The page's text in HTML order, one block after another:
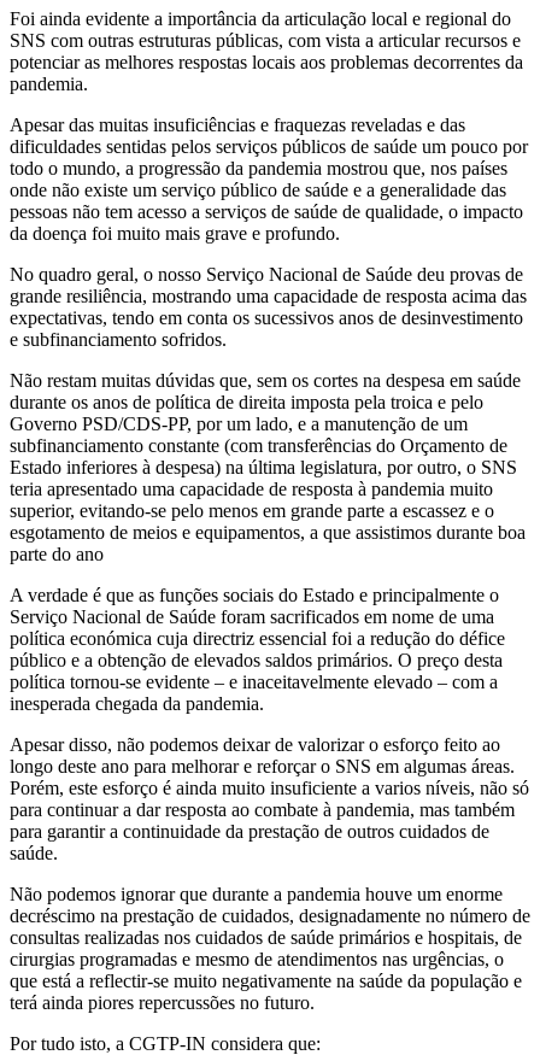
Foi ainda evidente a importância da articulação local e regional do
SNS com outras estruturas públicas, com vista a articular recursos e
potenciar as melhores respostas locais aos problemas decorrentes da
pandemia.
Apesar das muitas insuficiências e fraquezas reveladas e das
dificuldades sentidas pelos serviços públicos de saúde um pouco por
todo o mundo, a progressão da pandemia mostrou que, nos países
onde não existe um serviço público de saúde e a generalidade das
pessoas não tem acesso a serviços de saúde de qualidade, o impacto
da doença foi muito mais grave e profundo.
No quadro geral, o nosso Serviço Nacional de Saúde deu provas de
grande resiliência, mostrando uma capacidade de resposta acima das
expectativas, tendo em conta os sucessivos anos de desinvestimento
e subfinanciamento sofridos.
Não restam muitas dúvidas que, sem os cortes na despesa em saúde
durante os anos de política de direita imposta pela troica e pelo
Governo PSD/CDS-PP, por um lado, e a manutenção de um
subfinanciamento constante (com transferências do Orçamento de
Estado inferiores à despesa) na última legislatura, por outro, o SNS
teria apresentado uma capacidade de resposta à pandemia muito
superior, evitando-se pelo menos em grande parte a escassez e o
esgotamento de meios e equipamentos, a que assistimos durante boa
parte do ano
A verdade é que as funções sociais do Estado e principalmente o
Serviço Nacional de Saúde foram sacrificados em nome de uma
política económica cuja directriz essencial foi a redução do défice
público e a obtenção de elevados saldos primários. O preço desta
política tornou-se evidente – e inaceitavelmente elevado – com a
inesperada chegada da pandemia.
Apesar disso, não podemos deixar de valorizar o esforço feito ao
longo deste ano para melhorar e reforçar o SNS em algumas áreas.
Porém, este esforço é ainda muito insuficiente a varios níveis, não só
para continuar a dar resposta ao combate à pandemia, mas também
para garantir a continuidade da prestação de outros cuidados de
saúde.
Não podemos ignorar que durante a pandemia houve um enorme
decréscimo na prestação de cuidados, designadamente no número de
consultas realizadas nos cuidados de saúde primários e hospitais, de
cirurgias programadas e mesmo de atendimentos nas urgências, o
que está a reflectir-se muito negativamente na saúde da população e
terá ainda piores repercussões no futuro.
Por tudo isto, a CGTP-IN considera que: